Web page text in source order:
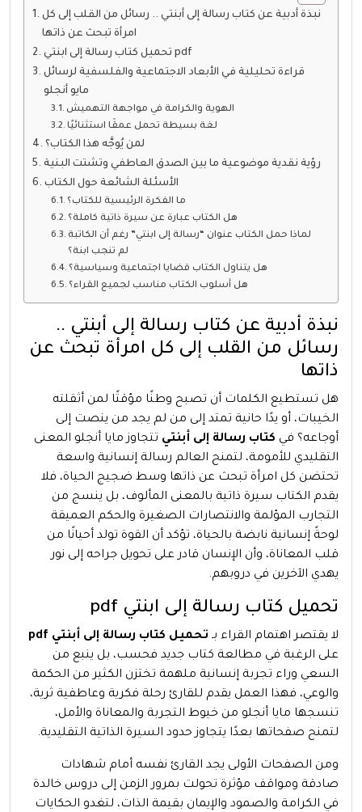
نبذة أدبية عن كتاب رسالة إلى أبنتي .. رسائل من القلب إلى كل
امرأة تبحث عن ذاتها
تحميل كتاب رسالة إلى ابنتي pdf
قراءة تحليلية في الأبعاد الاجتماعية والفلسفية لرسائل
مايو أنجلو
الهوية والكرامة في مواجهة التهميش
لغة بسيطة تحمل عمقًا استثنائيًا
لمن يُوجَّه هذا الكتاب؟
رؤية نقدية موضوعية ما بين الصدق العاطفي وتشتت البنية
الأسئلة الشائعة حول الكتاب
ما الفكرة الرئيسية للكتاب؟
هل الكتاب عبارة عن سيرة ذاتية كاملة؟
لماذا حمل الكتاب عنوان “رسالة إلى ابنتي” رغم أن الكاتبة
لم تنجب ابنة؟
هل يتناول الكتاب قضايا اجتماعية وسياسية؟
هل أسلوب الكتاب مناسب لجميع القراء؟
نبذة أدبية عن كتاب رسالة إلى أبنتي ..
رسائل من القلب إلى كل امرأة تبحث عن
ذاتها
هل تستطيع الكلمات أن تصبح وطنًا مؤقتًا لمن أثقلته
الخيبات، أو يدًا حانية تمتد إلى من لم يجد من ينصت إلى
أوجاعه؟ في كتاب رسالة إلى أبنتي تتجاوز مايا أنجلو المعنى
التقليدي للأمومة، لتمنح العالم رسالة إنسانية واسعة
تحتضن كل امرأة تبحث عن ذاتها وسط ضجيج الحياة، فلا
يقدم الكتاب سيرة ذاتية بالمعنى المألوف، بل ينسج من
التجارب المؤلمة والانتصارات الصغيرة والحكم العميقة
لوحةً إنسانية نابضة بالحياة، تؤكد أن القوة تولد أحيانًا من
قلب المعاناة، وأن الإنسان قادر على تحويل جراحه إلى نور
يهدي الآخرين في دروبهم.
تحميل كتاب رسالة إلى ابنتي pdf
لا يقتصر اهتمام القراء بـ تحميل كتاب رسالة إلى أبنتي pdf
على الرغبة في مطالعة كتاب جديد فحسب، بل ينبع من
السعي وراء تجربة إنسانية ملهمة تختزن الكثير من الحكمة
والوعي، فهذا العمل يقدم للقارئ رحلة فكرية وعاطفية ثرية،
تنسجها مايا أنجلو من خيوط التجربة والمعاناة والأمل،
لتمنح صفحاتها بعدًا يتجاوز حدود السيرة الذاتية التقليدية.
ومن الصفحات الأولى يجد القارئ نفسه أمام شهادات
صادقة ومواقف مؤثرة تحولت بمرور الزمن إلى دروس خالدة
في الكرامة والصمود والإيمان بقيمة الذات، لتغدو الحكايات